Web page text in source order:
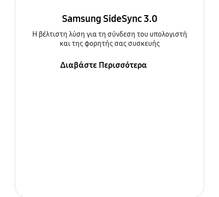
Samsung SideSync 3.0
Η βέλτιστη λύση για τη σύνδεση του υπολογιστή
και της φορητής σας συσκευής
Διαβάστε Περισσότερα